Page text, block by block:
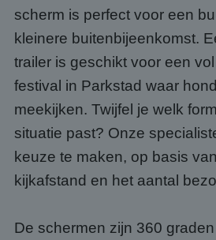
scherm is perfect voor een
kleinere buitenbijeenkomst.
trailer is geschikt voor een
festival in Parkstad waar
meekijken. Twijfel je welk
situatie past? Onze
keuze te maken, op basis
kijkafstand en het aantal
De schermen zijn 360